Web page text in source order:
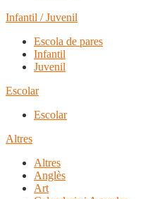
Infantil / Juvenil
Escola de pares
Infantil
Juvenil
Escolar
Escolar
Altres
Altres
Anglès
Art